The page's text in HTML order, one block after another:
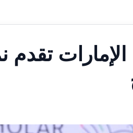
تقدم